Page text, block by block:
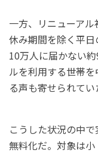
一方、リニューア
休み期間を除く平
10万人に届かない
ルを利用する世帯
る声も寄せられてい
こうした状況の中
無料化だ。対象は